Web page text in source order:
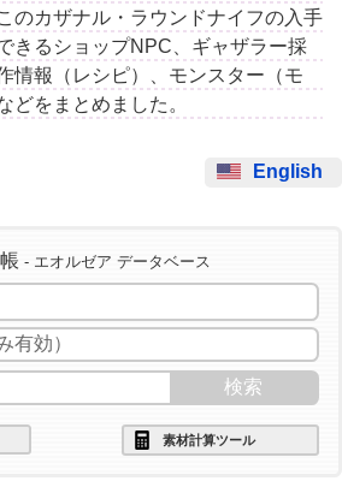
のカザナル・ラウンドナイフの入手
きるショップNPC、ギャザラー採
情報（レシピ）、モンスター（モ
どをまとめました。
English
- エオルゼア データベース
素材計算ツール